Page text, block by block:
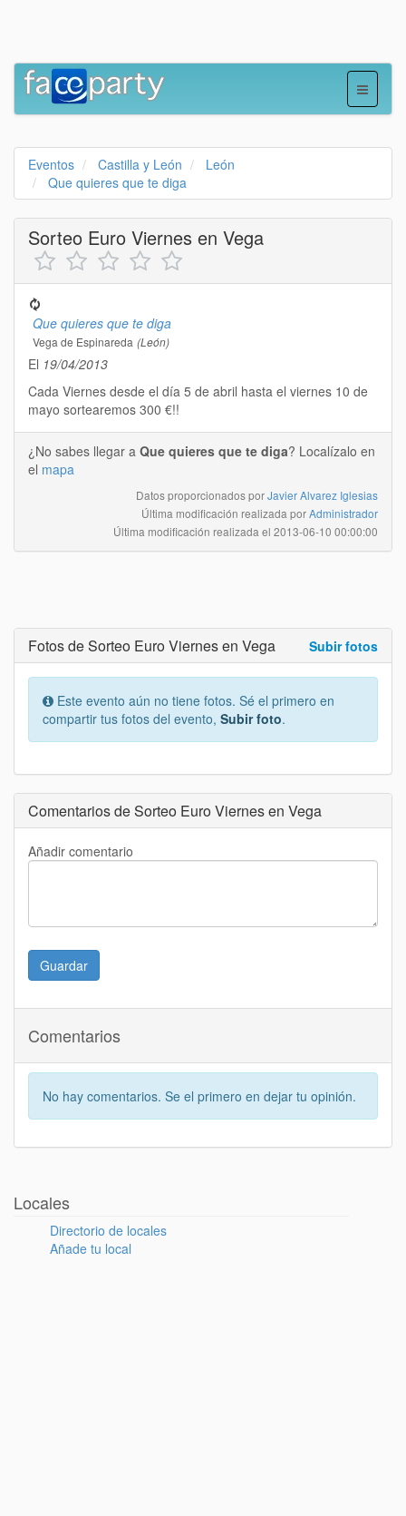
Eventos Castilla y León
León
Que quieres que te diga
Sorteo Euro Viernes en Vega
Que quieres que te diga
Vega de Espinareda (León)
El 19/04/2013
Cada Viernes desde el día 5 de abril hasta el viernes 10 de
mayo sortearemos 300 €!!
¿No sabes llegar a Que quieres que te diga? Localízalo en
el mapa
Datos proporcionados porJavier Alvarez Iglesias
Última modificación realizada porAdministrador
Última modificación realizada el 2013-06-10 00:00:00
Subir fotos
Fotos de Sorteo Euro Viernes en Vega
Este evento aún no tiene fotos. Sé el primero en
compartir tus fotos del evento, Subir foto.
Comentarios de Sorteo Euro Viernes en Vega
Añadir comentario
Guardar
Comentarios
No hay comentarios. Se el primero en dejar tu opinión.
Locales
Directorio de locales
Añade tu local